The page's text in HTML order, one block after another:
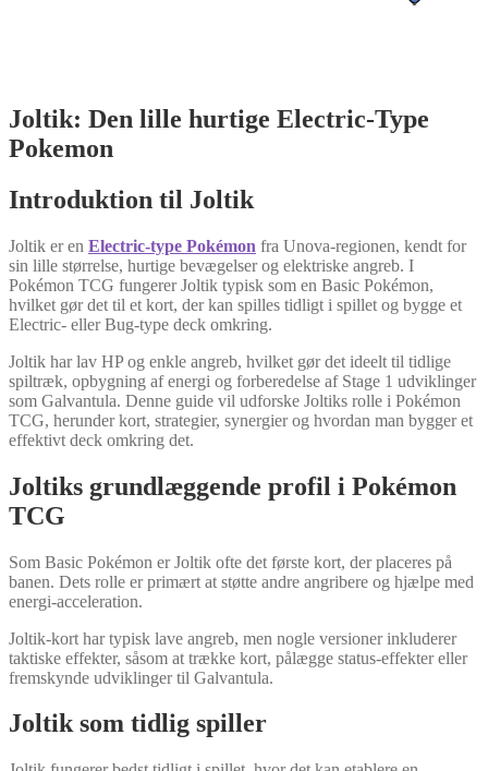
Joltik: Den lille hurtige Electric-Type
Pokemon
Introduktion til Joltik
Joltik er en Electric-type Pokémon fra Unova-regionen, kendt for
sin lille størrelse, hurtige bevægelser og elektriske angreb. I
Pokémon TCG fungerer Joltik typisk som en Basic Pokémon,
hvilket gør det til et kort, der kan spilles tidligt i spillet og bygge et
Electric- eller Bug-type deck omkring.
Joltik har lav HP og enkle angreb, hvilket gør det ideelt til tidlige
spiltræk, opbygning af energi og forberedelse af Stage 1 udviklinger
som Galvantula. Denne guide vil udforske Joltiks rolle i Pokémon
TCG, herunder kort, strategier, synergier og hvordan man bygger et
effektivt deck omkring det.
Joltiks grundlæggende profil i Pokémon
TCG
Som Basic Pokémon er Joltik ofte det første kort, der placeres på
banen. Dets rolle er primært at støtte andre angribere og hjælpe med
energi-acceleration.
Joltik-kort har typisk lave angreb, men nogle versioner inkluderer
taktiske effekter, såsom at trække kort, pålægge status-effekter eller
fremskynde udviklinger til Galvantula.
Joltik som tidlig spiller